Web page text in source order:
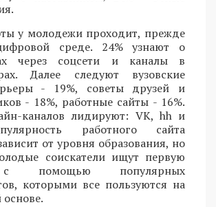
у молодежи проходит, прежде
среде. 24% узнают о
через соцсети и каналы в
Далее следуют вузовские
- 19%, советы друзей и
- 18%, работные сайты - 16%.
каналов лидируют: VK, hh и
работного сайта
от уровня образования, но
соискатели ищут первую
помощью популярных
которыми все пользуются на